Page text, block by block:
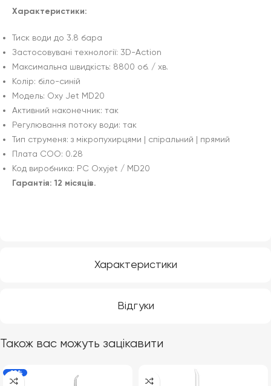
Характеристики
Відгуки
Характеристики:
Тиск води до 3.8 бара
Застосовувані технології: 3D-Action
Максимальна швидкість: 8800 об. / хв.
Колір: біло-синій
Модель: Oxy Jet MD20
Активний наконечник: так
Регулювання потоку води: так
Тип струменя: з мікропухирцями | спіральний | прямий
Плата СОО: 0.28
Код виробника: PC Oxyjet / MD20
Гарантія: 12 місяців.
Також вас можуть зацікавити
-19%